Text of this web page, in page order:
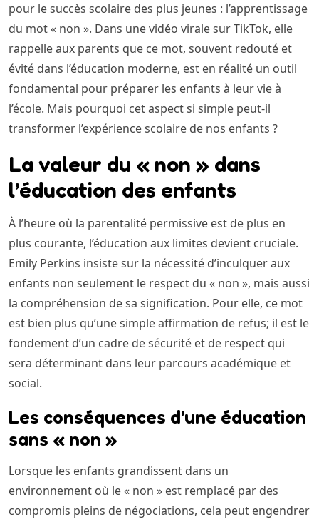
pour le succès scolaire des plus jeunes : l’apprentissage
du mot « non ». Dans une vidéo virale sur TikTok, elle
rappelle aux parents que ce mot, souvent redouté et
évité dans l’éducation moderne, est en réalité un outil
fondamental pour préparer les enfants à leur vie à
l’école. Mais pourquoi cet aspect si simple peut-il
transformer l’expérience scolaire de nos enfants ?
La valeur du « non » dans
l’éducation des enfants
À l’heure où la parentalité permissive est de plus en
plus courante, l’éducation aux limites devient cruciale.
Emily Perkins insiste sur la nécessité d’inculquer aux
enfants non seulement le respect du « non », mais aussi
la compréhension de sa signification. Pour elle, ce mot
est bien plus qu’une simple affirmation de refus; il est le
fondement d’un cadre de sécurité et de respect qui
sera déterminant dans leur parcours académique et
social.
Les conséquences d’une éducation
sans « non »
Lorsque les enfants grandissent dans un
environnement où le « non » est remplacé par des
compromis pleins de négociations, cela peut engendrer